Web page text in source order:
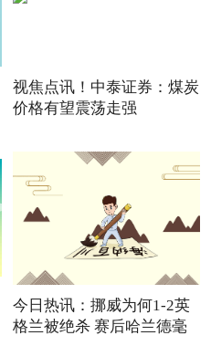
视焦点讯！中泰证券：煤炭
价格有望震荡走强
今日热讯：挪威为何1-2英
格兰被绝杀 赛后哈兰德毫